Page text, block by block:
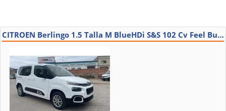
CITROEN Berlingo 1.5 Talla M BlueHDi S&S 102 Cv Feel Business 5P